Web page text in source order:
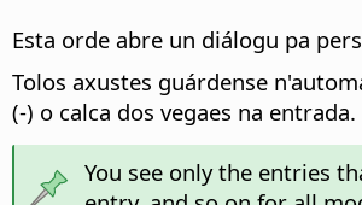
Esta orde abre un diálogu pa
Tolos axustes guárdense
(-) o calca dos vegaes na entrada.
You see only the entries